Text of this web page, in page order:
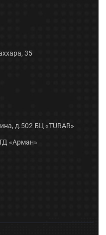
35
д.502 БЦ «TURAR»
«Арман»